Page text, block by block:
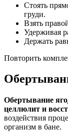
Стоять
груди.
Взять
Удерживая
Держать
Повторить
Обертывание
целлюлит и
воздействия
организм в бане.